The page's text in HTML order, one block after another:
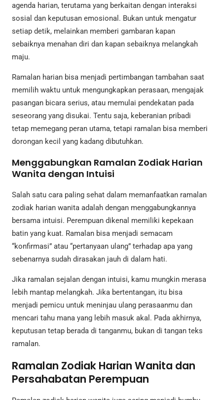
agenda harian, terutama yang berkaitan dengan interaksi
sosial dan keputusan emosional. Bukan untuk mengatur
setiap detik, melainkan memberi gambaran kapan
sebaiknya menahan diri dan kapan sebaiknya melangkah
maju.
Ramalan harian bisa menjadi pertimbangan tambahan saat
memilih waktu untuk mengungkapkan perasaan, mengajak
pasangan bicara serius, atau memulai pendekatan pada
seseorang yang disukai. Tentu saja, keberanian pribadi
tetap memegang peran utama, tetapi ramalan bisa memberi
dorongan kecil yang kadang dibutuhkan.
Menggabungkan Ramalan Zodiak Harian
Wanita dengan Intuisi
Salah satu cara paling sehat dalam memanfaatkan ramalan
zodiak harian wanita adalah dengan menggabungkannya
bersama intuisi. Perempuan dikenal memiliki kepekaan
batin yang kuat. Ramalan bisa menjadi semacam
“konfirmasi” atau “pertanyaan ulang” terhadap apa yang
sebenarnya sudah dirasakan jauh di dalam hati.
Jika ramalan sejalan dengan intuisi, kamu mungkin merasa
lebih mantap melangkah. Jika bertentangan, itu bisa
menjadi pemicu untuk meninjau ulang perasaanmu dan
mencari tahu mana yang lebih masuk akal. Pada akhirnya,
keputusan tetap berada di tanganmu, bukan di tangan teks
ramalan.
Ramalan Zodiak Harian Wanita dan
Persahabatan Perempuan